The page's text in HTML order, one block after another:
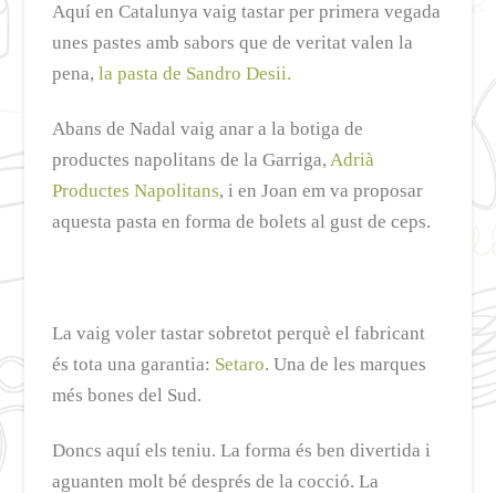
Aquí en Catalunya vaig tastar per primera vegada
unes pastes amb sabors que de veritat valen la
pena,la pasta de Sandro Desii.
Abans de Nadal vaig anar a la botiga de
productes napolitans de la Garriga,Adrià
Productes Napolitans, i en Joan em va proposar
aquesta pasta en forma de bolets al gust de ceps.
La vaig voler tastar sobretot perquè el fabricant
és tota una garantia: Setaro. Una de les marques
més bones del Sud.
Doncs aquí els teniu. La forma és ben divertida i
aguanten molt bé després de la cocció. La